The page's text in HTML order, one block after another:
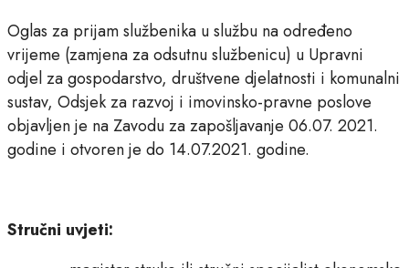
Oglas za prijam službenika u službu na određeno
vrijeme (zamjena za odsutnu službenicu) u Upravni
odjel za gospodarstvo, društvene djelatnosti i komunalni
sustav, Odsjek za razvoj i imovinsko-pravne poslove
objavljen je na Zavodu za zapošljavanje 06.07. 2021.
godine i otvoren je do 14.07.2021. godine.
Stručni uvjeti: